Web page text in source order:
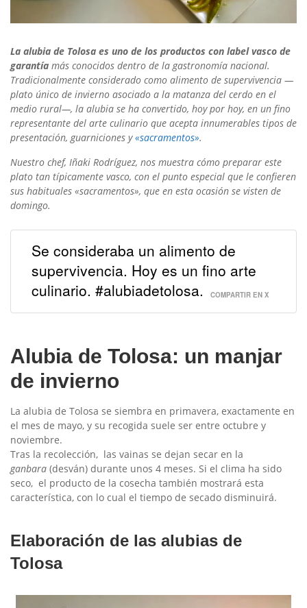
La alubia de Tolosa es uno de los productos con label vasco de
garantía más conocidos dentro de la gastronomía nacional.
Tradicionalmente considerado como alimento de supervivencia —
plato único de invierno asociado a la matanza del cerdo en el
medio rural—, la alubia se ha convertido, hoy por hoy, en un fino
representante del arte culinario que acepta innumerables tipos de
presentación, guarniciones y«sacramentos».
Nuestro chef, Iñaki Rodríguez, nos muestra cómo preparar este
plato tan típicamente vasco, con el punto especial que le confieren
sus habituales «sacramentos», que en esta ocasión se visten de
domingo.
Se consideraba un alimento de
supervivencia. Hoy es un fino arte
culinario. #alubiadetolosa.
COMPARTIR EN X
Alubia de Tolosa: un manjar
de invierno
La alubia de Tolosa se siembra en primavera, exactamente en
el mes de mayo, y su recogida suele ser entre octubre y
noviembre.
Tras la recolección, las vainas se dejan secar en la
ganbara (desván) durante unos 4 meses. Si el clima ha sido
seco, el producto de la cosecha también mostrará esta
característica, con lo cual el tiempo de secado disminuirá.
Elaboración de las alubias de
Tolosa